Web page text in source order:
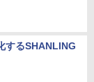
するSHANLING